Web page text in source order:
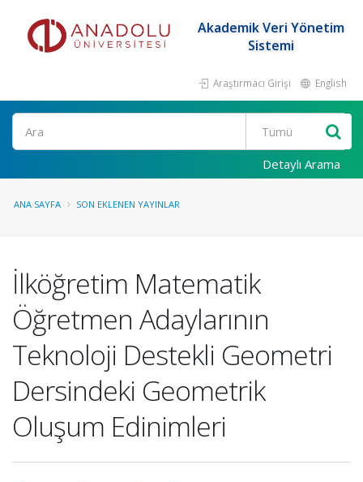
Akademik Veri Yönetim
Sistemi
Araştırmacı Girişi English
Ara
Detaylı Arama
ANA SAYFA SON EKLENEN YAYINLAR
İlköğretim Matematik
Öğretmen Adaylarının
Teknoloji Destekli Geometri
Dersindeki Geometrik
Oluşum Edinimleri